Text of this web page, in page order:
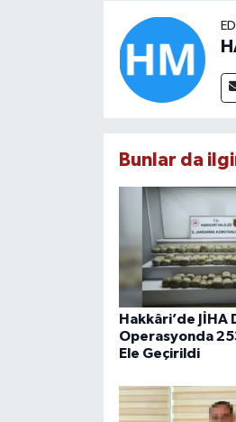
Bunlar da
Hakkâri’de JİHA
Operasyonda
Ele Geçirildi